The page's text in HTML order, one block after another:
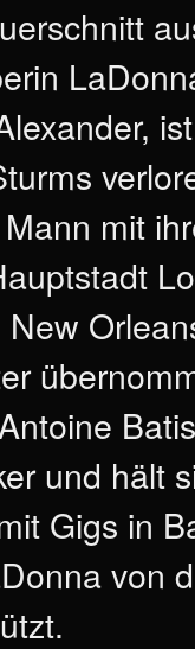
mit
und hält
Gigs in
von